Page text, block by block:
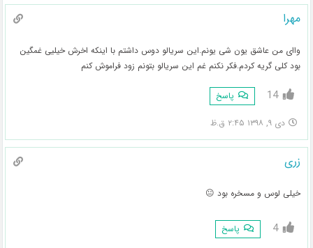
مهرا
واای من عاشق یون شی یونم.این سریالو دوس داشتم با اینکه اخرش خیلیی غمگین
بود کلی گریه کردم.فکر نکنم غم این سریالو بتونم زود فراموش کنم
14 پاسخ
دی ۹, ۱۳۹۸ ۲:۴۵ ق.ظ
زری
خیلی لوس و مسخره بود 😐
4 پاسخ